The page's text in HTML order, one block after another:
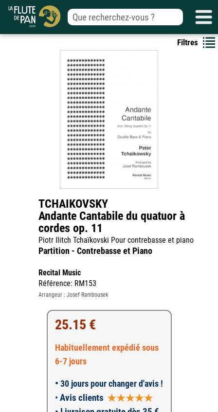
Filtres
TCHAIKOVSKY
Andante Cantabile du quatuor à
cordes op. 11
Piotr Ilitch Tchaïkovski Pour contrebasse et piano
Partition - Contrebasse et Piano
Recital Music
Référence: RM153
Arrangeur : Josef Rambousek
25.15 €
Habituellement expédié sous
6-7 jours
• 30 jours pour changer d'avis !
• Avis clients